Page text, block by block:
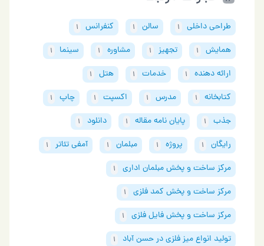
طراحی داخلی 1 سالن 1 کنفرانس 1
همایش 1 تجهیز 1 مشاوره 1 سینما 1
ارائه دهنده 1 خدمات 1 هتل 1
کتابخانه 1 مدرس 1 اکسپت 1 چاپ 1
جذب 1 پایان نامه مقاله 1 دانلود 1
رایگان 1 پروژه 1 مبلمان 1 آمفی تئاتر 1
مرکز ساخت و پخش مبلمان اداری 1
مرکز ساخت و پخش کمد فلزی 1
مرکز ساخت و پخش فایل فلزی 1
تولید انواع میز فلزی در حسن آباد 1